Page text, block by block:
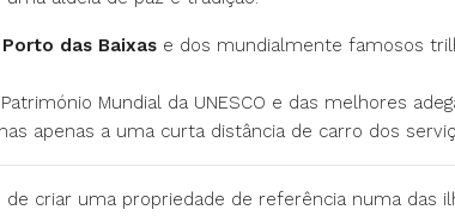
das Baixas e dos mundialmente famosos
Mundial da UNESCO e das melhores
apenas a uma curta distância de carro dos
criar uma propriedade de referência numa das